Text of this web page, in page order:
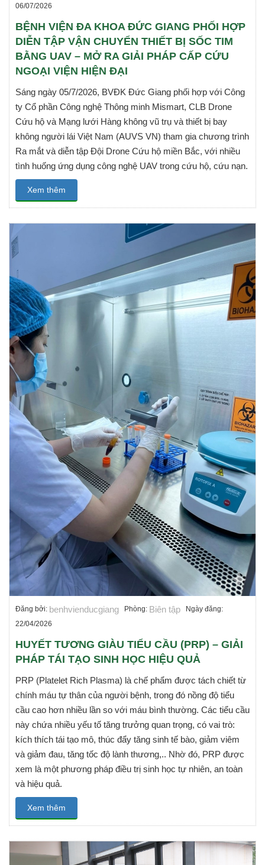
06/07/2026
BỆNH VIỆN ĐA KHOA ĐỨC GIANG PHỐI HỢP
DIỄN TẬP VẬN CHUYỂN THIẾT BỊ SỐC TIM
BẰNG UAV – MỞ RA GIẢI PHÁP CẤP CỨU
NGOẠI VIỆN HIỆN ĐẠI
Sáng ngày 05/7/2026, BVĐK Đức Giang phối hợp với Công
ty Cổ phần Công nghệ Thông minh Mismart, CLB Drone
Cứu hộ và Mạng lưới Hàng không vũ trụ và thiết bị bay
không người lái Việt Nam (AUVS VN) tham gia chương trình
Ra mắt và diễn tập Đội Drone Cứu hộ miền Bắc, với nhiều
tình huống ứng dụng công nghệ UAV trong cứu hộ, cứu nạn.
Xem thêm
Đăng bởi: benhvienducgiang Phòng: Biên tập Ngày đăng:
22/04/2026
HUYẾT TƯƠNG GIÀU TIỂU CẦU (PRP) – GIẢI
PHÁP TÁI TẠO SINH HỌC HIỆU QUẢ
PRP (Platelet Rich Plasma) là chế phẩm được tách chiết từ
chính máu tự thân của người bệnh, trong đó nồng độ tiểu
cầu cao hơn nhiều lần so với máu bình thường. Các tiểu cầu
này chứa nhiều yếu tố tăng trưởng quan trọng, có vai trò:
kích thích tái tạo mô, thúc đẩy tăng sinh tế bào, giảm viêm
và giảm đau, tăng tốc độ lành thương,.. Nhờ đó, PRP được
xem là một phương pháp điều trị sinh học tự nhiên, an toàn
và hiệu quả.
Xem thêm